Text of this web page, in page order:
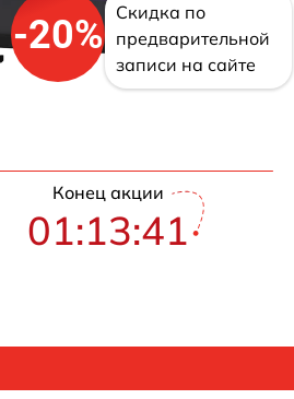
-20%
Скидка по
предварительной
записи на сайте
Конец акции
01:13:40